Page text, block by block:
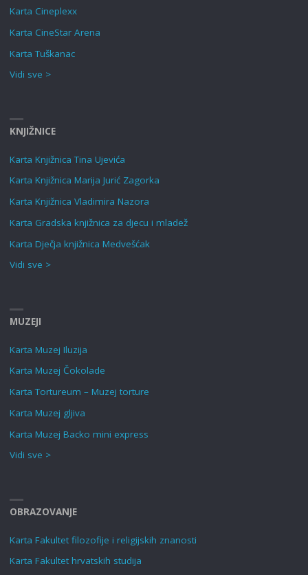
Karta Cineplexx
Karta CineStar Arena
Karta Tuškanac
Vidi sve >
KNJIŽNICE
Karta Knjižnica Tina Ujevića
Karta Knjižnica Marija Jurić Zagorka
Karta Knjižnica Vladimira Nazora
Karta Gradska knjižnica za djecu i mladež
Karta Dječja knjižnica Medvešćak
Vidi sve >
MUZEJI
Karta Muzej Iluzija
Karta Muzej Čokolade
Karta Tortureum – Muzej torture
Karta Muzej gljiva
Karta Muzej Backo mini express
Vidi sve >
OBRAZOVANJE
Karta Fakultet filozofije i religijskih znanosti
Karta Fakultet hrvatskih studija